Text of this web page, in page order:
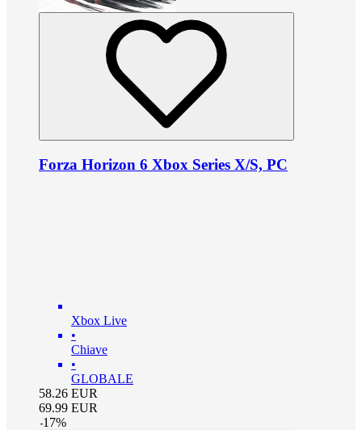
Forza Horizon 6 Xbox Series X/S, PC
Xbox Live
•
Chiave
•
GLOBALE
58.26 EUR
69.99 EUR
-17%